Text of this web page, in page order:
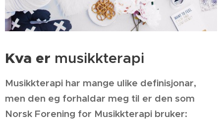
Kva er musikkterapi
Musikkterapi har mange ulike definisjonar,
men den eg forhaldar meg til er den som
Norsk Forening for Musikkterapi bruker: